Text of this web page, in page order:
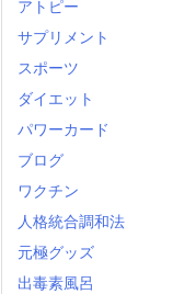
アトピー
サプリメント
スポーツ
ダイエット
パワーカード
ブログ
ワクチン
人格統合調和法
元極グッズ
出毒素風呂